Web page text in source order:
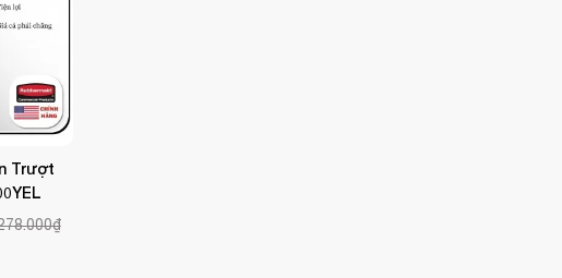
Trượt